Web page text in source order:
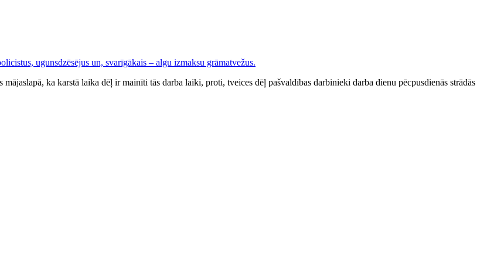
ka karstā laika dēļ ir mainīti tās darba laiki, proti, tveices dēļ pašvaldības darbinieki darba dienu pēcpusdienās strādās